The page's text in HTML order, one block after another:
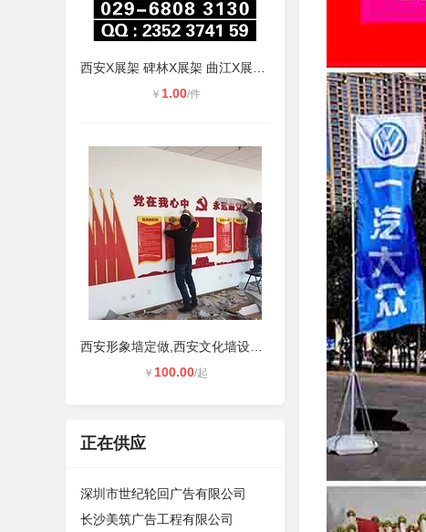
￥ 1.00/件
￥ 100.00/起
正在供应
深圳市世纪轮回广告有限公司
长沙美筑广告工程有限公司